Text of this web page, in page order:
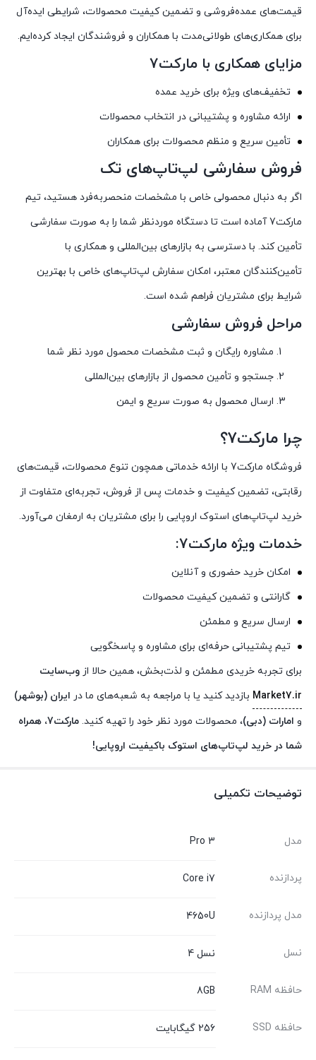
قیمت‌های عمده‌فروشی و تضمین کیفیت محصولات، شرایطی ایده‌آل
برای همکاری‌های طولانی‌مدت با همکاران و فروشندگان ایجاد کرده‌ایم.
مزایای همکاری با مارکت7
تخفیف‌های ویژه برای خرید عمده
ارائه مشاوره و پشتیبانی در انتخاب محصولات
تأمین سریع و منظم محصولات برای همکاران
فروش سفارشی لپ‌تاپ‌های تک
اگر به دنبال محصولی خاص با مشخصات منحصربه‌فرد هستید، تیم
مارکت7 آماده است تا دستگاه موردنظر شما را به صورت سفارشی
تأمین کند. با دسترسی به بازارهای بین‌المللی و همکاری با
تأمین‌کنندگان معتبر، امکان سفارش لپ‌تاپ‌های خاص با بهترین
شرایط برای مشتریان فراهم شده است.
مراحل فروش سفارشی
مشاوره رایگان و ثبت مشخصات محصول مورد نظر شما
جستجو و تأمین محصول از بازارهای بین‌المللی
ارسال محصول به صورت سریع و ایمن
چرا مارکت7؟
فروشگاه مارکت7 با ارائه خدماتی همچون تنوع محصولات، قیمت‌های
رقابتی، تضمین کیفیت و خدمات پس از فروش، تجربه‌ای متفاوت از
خرید لپ‌تاپ‌های استوک اروپایی را برای مشتریان به ارمغان می‌آورد.
خدمات ویژه مارکت7:
امکان خرید حضوری و آنلاین
گارانتی و تضمین کیفیت محصولات
ارسال سریع و مطمئن
تیم پشتیبانی حرفه‌ای برای مشاوره و پاسخگویی
برای تجربه خریدی مطمئن و لذت‌بخش، همین حالا از وب‌سایت
Market7.ir بازدید کنید یا با مراجعه به شعبه‌های ما در ایران (بوشهر)
و امارات (دبی)، محصولات مورد نظر خود را تهیه کنید.
مارکت7، همراه
شما در خرید لپ‌تاپ‌های استوک باکیفیت اروپایی!
توضیحات تکمیلی
مدل Pro 3
پردازنده Core i7
مدل پردازنده 4650U
نسل نسل 4
حافظه RAM 8GB
حافظه SSD 256 گیگابایت